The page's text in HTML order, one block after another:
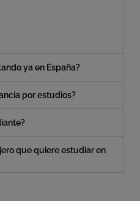
ya en España?
por estudios?
que quiere estudiar en